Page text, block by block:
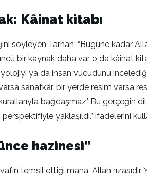
Kâinat kitabı
söyleyen Tarhan; “Bugüne
bir kaynak daha var o da kâinat
ya da insan vücudunu
sanatkâr, bir yerde resim varsa
bağdaşmaz.’ Bu
yaklaşıldı.” ifadelerini
hazinesi”
temsil ettiği mana, Allah